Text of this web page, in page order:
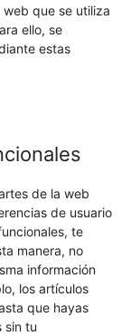
que se utiliza
ello, se
estas
de la web
de usuario
te
manera, no
información
los artículos
que hayas
sin tu